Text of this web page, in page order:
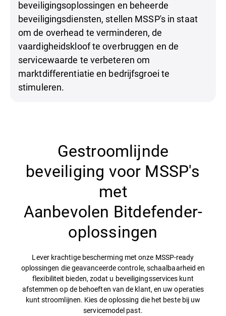
beveiligingsoplossingen en beheerde
beveiligingsdiensten, stellen MSSP's in staat
om de overhead te verminderen, de
vaardigheidskloof te overbruggen en de
servicewaarde te verbeteren om
marktdifferentiatie en bedrijfsgroei te
stimuleren.
Gestroomlijnde
beveiliging voor MSSP's
met
Aanbevolen Bitdefender-
oplossingen
Lever krachtige bescherming met onze MSSP-ready
oplossingen die geavanceerde controle, schaalbaarheid en
flexibiliteit bieden, zodat u beveiligingsservices kunt
afstemmen op de behoeften van de klant, en uw operaties
kunt stroomlijnen. Kies de oplossing die het beste bij uw
servicemodel past.